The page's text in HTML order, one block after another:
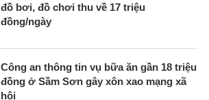
đồ bơi, đồ chơi thu về 17 triệu
đồng/ngày
Công an thông tin vụ bữa ăn gần 18 triệu
đồng ở Sầm Sơn gây xôn xao mạng xã
hội